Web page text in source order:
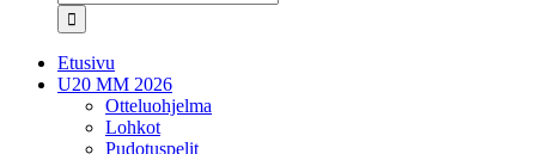
...
Etusivu
U20 MM 2026
Otteluohjelma
Lohkot
Pudotuspelit